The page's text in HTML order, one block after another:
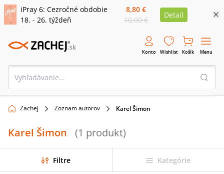
iPray 6: Cezročné obdobie
18. - 26. týždeň
8,80 €
10,00 €
Detail
Konto Wishlist Košík Menu
Zachej Zoznam autorov Karel Šimon
Karel Šimon (1 produkt)
Filtre Kategórie